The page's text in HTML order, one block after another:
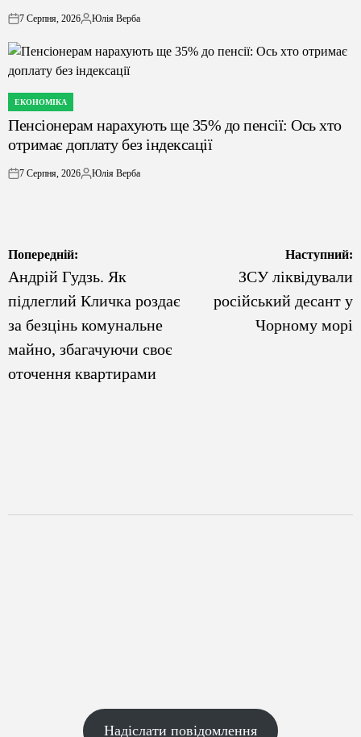
on
7 Серпня, 2026
Опубліковано
Юлія Верба
ОПУБЛІКУВАТИ
У
ЕКОНОМІКА
Пенсіонерам нарахують ще 35% до пенсії: Ось хто
отримає доплату без індексації
on
7 Серпня, 2026
Опубліковано
Юлія Верба
Навігація
записів
Попередній:
Андрій Гудзь. Як
підлеглий Кличка роздає
за безцінь комунальне
майно, збагачуючи своє
оточення квартирами
Наступний:
ЗСУ ліквідували
російський десант у
Чорному морі
Надіслати повідомлення